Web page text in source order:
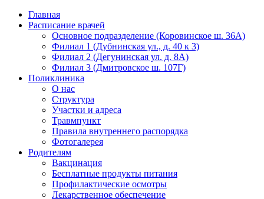
Главная
Расписание врачей
Основное подразделение (Коровинское ш. 36А)
Филиал 1 (Дубнинская ул., д. 40 к 3)
Филиал 2 (Дегунинская ул. д. 8А)
Филиал 3 (Дмитровское ш. 107Г)
Поликлиника
О нас
Структура
Участки и адреса
Травмпункт
Правила внутреннего распорядка
Фотогалерея
Родителям
Вакцинация
Бесплатные продукты питания
Профилактические осмотры
Лекарственное обеспечение